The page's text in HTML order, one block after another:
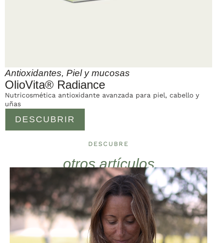
Antioxidantes, Piel y mucosas
OlioVita® Radiance
DESCUBRIR
Nutricosmética antioxidante avanzada para piel, cabello y
uñas
DESCUBRE
otros artículos